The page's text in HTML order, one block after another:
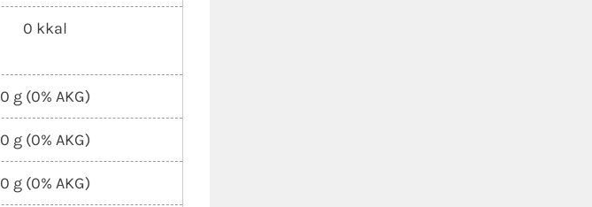
0 kkal
0 g (0% AKG)
0 g (0% AKG)
0 g (0% AKG)